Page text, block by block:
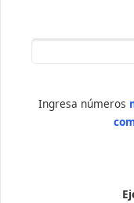
Ingresa números